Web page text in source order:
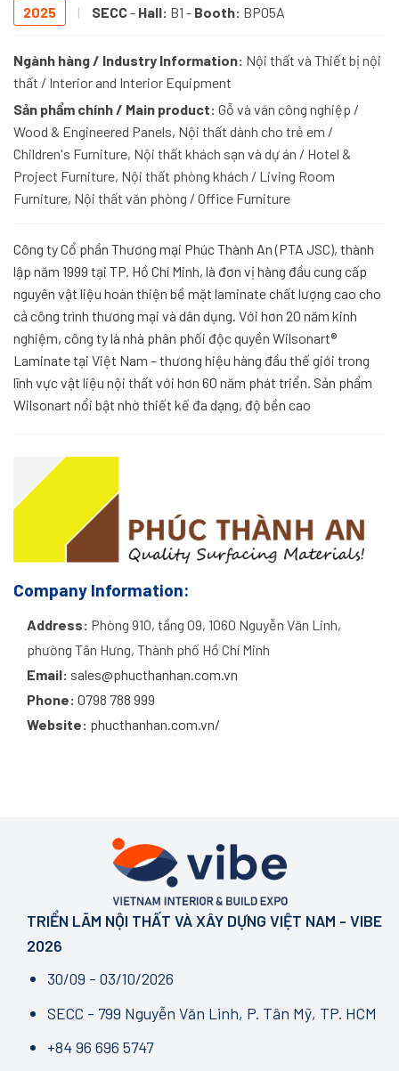
2025
| SECC- Hall: B1 - Booth: BP05A
Ngành hàng / Industry Information: Nội thất và Thiết bị nội
thất / Interior and Interior Equipment
Sản phẩm chính / Main product: Gỗ và ván công nghiệp /
Wood & Engineered Panels, Nội thất dành cho trẻ em /
Children's Furniture, Nội thất khách sạn và dự án / Hotel &
Project Furniture, Nội thất phòng khách / Living Room
Furniture, Nội thất văn phòng / Office Furniture
Công ty Cổ phần Thương mại Phúc Thành An (PTA JSC), thành
lập năm 1999 tại TP. Hồ Chí Minh, là đơn vị hàng đầu cung cấp
nguyên vật liệu hoàn thiện bề mặt laminate chất lượng cao cho
cả công trình thương mại và dân dụng. Với hơn 20 năm kinh
nghiệm, công ty là nhà phân phối độc quyền Wilsonart®
Laminate tại Việt Nam – thương hiệu hàng đầu thế giới trong
lĩnh vực vật liệu nội thất với hơn 60 năm phát triển. Sản phẩm
Wilsonart nổi bật nhờ thiết kế đa dạng, độ bền cao
Company Information:
Address: Phòng 910, tầng 09, 1060 Nguyễn Văn Linh,
phường Tân Hưng, Thành phố Hồ Chí Minh
Email: sales@phucthanhan.com.vn
Phone: 0798 788 999
Website: phucthanhan.com.vn/
TRIỂN LÃM NỘI THẤT VÀ XÂY DỰNG VIỆT NAM - VIBE
2026
30/09 - 03/10/2026
SECC - 799 Nguyễn Văn Linh, P. Tân Mỹ, TP. HCM
+84 96 696 5747